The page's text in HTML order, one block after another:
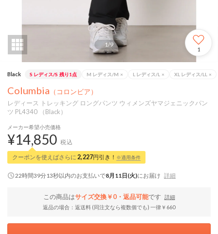
1/9
1
Black S レディス/S 残り1点 M レディス/M × L レディス/L × XL レディス/LL ×
Columbia （コロンビア）
レディース トレッキング ロングパンツ ウィメンズヤマジェニックパン
ツ PL4340 （Black）
メーカー希望小売価格
¥14,850 税込
クーポンを使えばさらに 2,227円引き！ ※適用条件
22時間39分12秒以内のお支払いで8月11日(火)にお届け 詳細
この商品はサイズ交換￥0・返品可能です
詳細
返品の場合：返送料 (同注文なら複数個でも) 一律￥660